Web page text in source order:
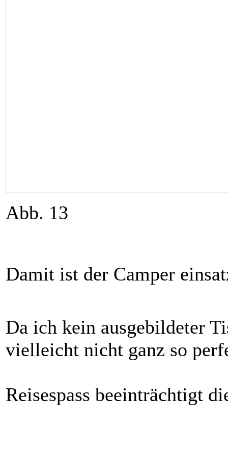
Abb. 13
Damit ist der Camper
Da ich kein ausgebildeter
vielleicht nicht ganz so
Reisespass beeinträchtigt